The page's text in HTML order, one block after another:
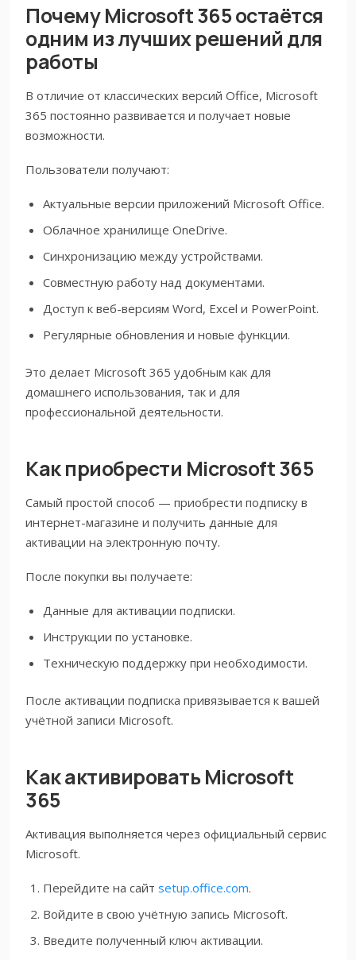
Почему Microsoft 365 остаётся
одним из лучших решений для
работы
В отличие от классических версий Office, Microsoft
365 постоянно развивается и получает новые
возможности.
Пользователи получают:
Актуальные версии приложений Microsoft Office.
Облачное хранилище OneDrive.
Синхронизацию между устройствами.
Совместную работу над документами.
Доступ к веб-версиям Word, Excel и PowerPoint.
Регулярные обновления и новые функции.
Это делает Microsoft 365 удобным как для
домашнего использования, так и для
профессиональной деятельности.
Как приобрести Microsoft 365
Самый простой способ — приобрести подписку в
интернет-магазине и получить данные для
активации на электронную почту.
После покупки вы получаете:
Данные для активации подписки.
Инструкции по установке.
Техническую поддержку при необходимости.
После активации подписка привязывается к вашей
учётной записи Microsoft.
Как активировать Microsoft
365
Активация выполняется через официальный сервис
Microsoft.
Перейдите на сайт setup.office.com.
Войдите в свою учётную запись Microsoft.
Введите полученный ключ активации.